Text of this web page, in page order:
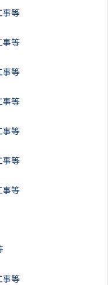
事等
事等
事等
事等
事等
事等
事等
事等